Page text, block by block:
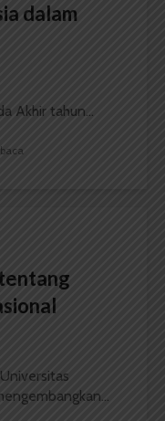
dalam
Akhir tahun...